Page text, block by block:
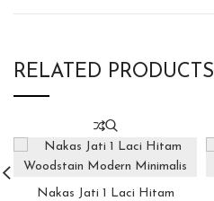
RELATED PRODUCTS
Nakas Jati 1 Laci Hitam